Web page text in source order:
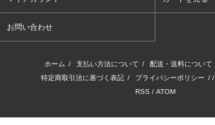
お問い合わせ
ホーム / 支払い方法について / 配送・送料について
特定商取引法に基づく表記 / プライバシーポリシー / /
RSS / ATOM